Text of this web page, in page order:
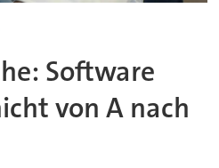
Software
von A nach